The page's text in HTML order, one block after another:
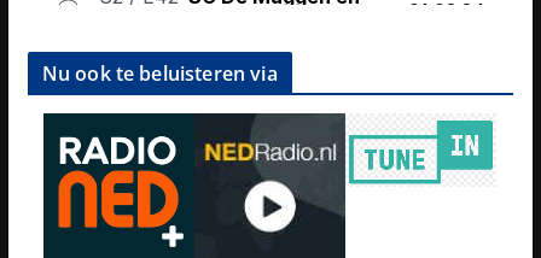
Nu ook te beluisteren via